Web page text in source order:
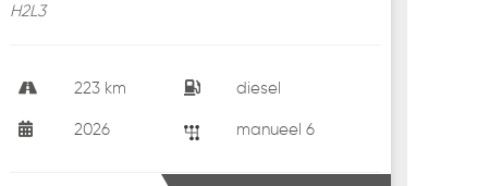
H2L3
223 km diesel
2026 manueel 6